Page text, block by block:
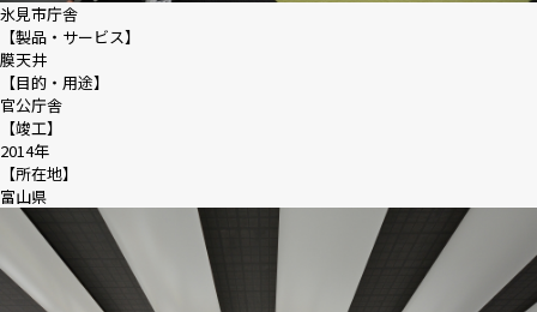
氷見市庁舎
【製品・サービス】
膜天井
【目的・用途】
官公庁舎
【竣工】
2014年
【所在地】
富山県